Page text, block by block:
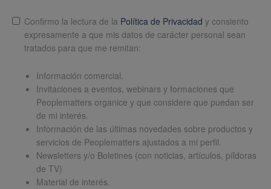
LopdConfirmo la lectura de la Política de Privacidad y consiento
expresamente a que mis datos de carácter personal sean
tratados para que me remitan:
Información comercial.
Invitaciones a eventos, webinars y formaciones que
Peoplematters organice y que considere que puedan ser
de mi interés.
Información de las últimas novedades sobre productos y
servicios de Peoplematters ajustados a mi perfil.
Newsletters y/o Boletines (con noticias, artículos, píldoras
de TV)
Material de interés.